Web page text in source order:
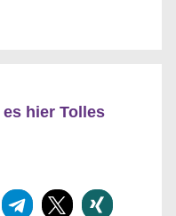
hier Tolles